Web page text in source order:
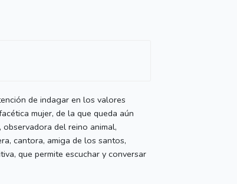
de indagar en los valores
mujer, de la que queda aún
del reino animal,
cantora, amiga de los santos,
que permite escuchar y conversar